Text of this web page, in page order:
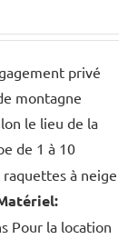
privé
montagne
le lieu de la
de 1 à 10
à neige
Pour la location